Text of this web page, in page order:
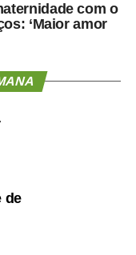
problema
o peso.
corporal, força de
funcional e
riscos que
com o
‘Maior amor
de